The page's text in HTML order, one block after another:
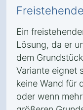
Ein
Lösung, da er
dem
Variante eignet
keine Wand für
oder wenn